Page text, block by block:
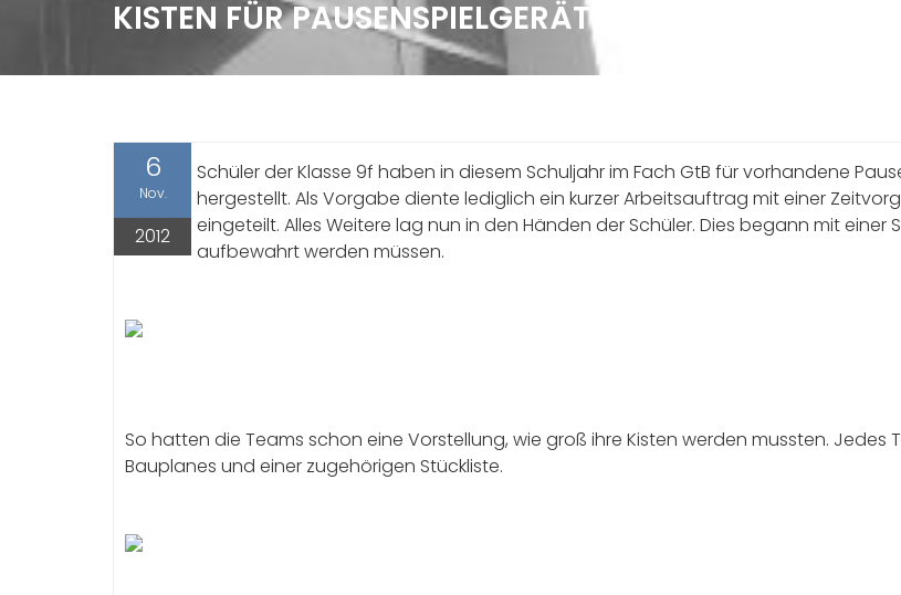
KISTEN FÜR PAUSENSPIELGERÄTE
6
Nov.
2012
Schüler der Klasse 9f haben in diesem Schuljahr im Fach GtB für vorhandene
hergestellt. Als Vorgabe diente lediglich ein kurzer Arbeitsauftrag mit einer
eingeteilt. Alles Weitere lag nun in den Händen der Schüler. Dies begann mit einer
aufbewahrt werden müssen.
So hatten die Teams schon eine Vorstellung, wie groß ihre Kisten werden mussten.
Bauplanes und einer zugehörigen Stückliste.